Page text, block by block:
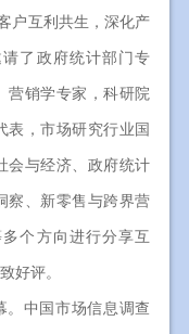
户互利共生，深化产
了政府统计部门专
营销学专家，科研院
表，市场研究行业国
会与经济、政府统计
察、新零售与跨界营
个方向进行分享互
好评。
。中国市场信息调查